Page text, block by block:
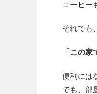
コーヒー
それでも
「この
便利には
でも、部